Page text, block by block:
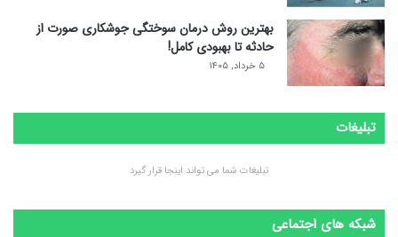
بهترین روش درمان سوختگی جوشکاری صورت از
حادثه تا بهبودی کامل!
۵ خرداد, ۱۴۰۵
تبلیغات
تبلیغات شما می تواند اینجا قرار گیرد
شبکه های اجتماعی